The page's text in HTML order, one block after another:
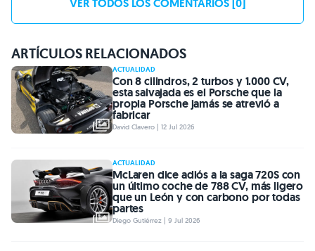
VER TODOS LOS COMENTARIOS [0]
ARTÍCULOS RELACIONADOS
ACTUALIDAD
Con 8 cilindros, 2 turbos y 1.000 CV,
esta salvajada es el Porsche que la
propia Porsche jamás se atrevió a
fabricar
David Clavero | 12 Jul 2026
ACTUALIDAD
McLaren dice adiós a la saga 720S con
un último coche de 788 CV, más ligero
que un León y con carbono por todas
partes
Diego Gutiérrez | 9 Jul 2026